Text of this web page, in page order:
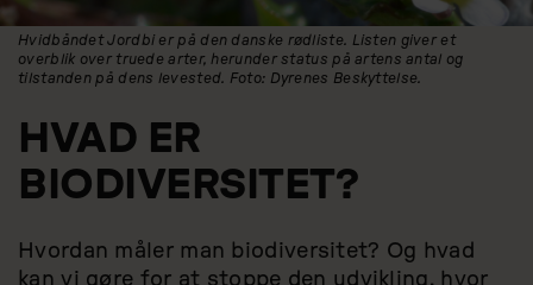
Hvidbåndet Jordbi er på den danske rødliste. Listen giver et
overblik over truede arter, herunder status på artens antal og
tilstanden på dens levested. Foto: Dyrenes Beskyttelse.
HVAD ER
BIODIVERSITET?
Hvordan måler man biodiversitet? Og hvad
kan vi gøre for at stoppe den udvikling, hvor